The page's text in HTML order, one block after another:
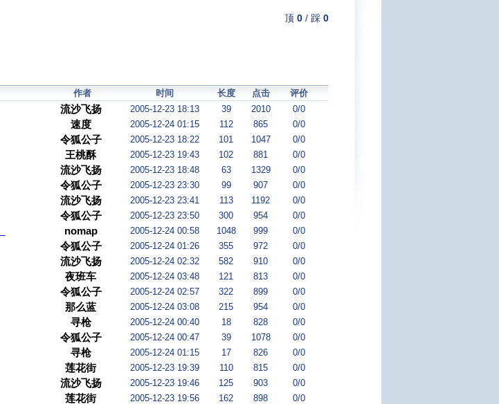
顶 0/ 踩 0
作者 时间 长度 点击 评价
流沙飞扬 2005-12-23 18:13 39 2010 0/0
速度 2005-12-24 01:15 112 865 0/0
令狐公子 2005-12-23 18:22 101 1047 0/0
王桃酥 2005-12-23 19:43 102 881 0/0
流沙飞扬 2005-12-23 18:48 63 1329 0/0
令狐公子 2005-12-23 23:30 99 907 0/0
流沙飞扬 2005-12-23 23:41 113 1192 0/0
令狐公子 2005-12-23 23:50 300 954 0/0
nomap 2005-12-24 00:58 1048 999 0/0
令狐公子 2005-12-24 01:26 355 972 0/0
流沙飞扬 2005-12-24 02:32 582 910 0/0
夜班车 2005-12-24 03:48 121 813 0/0
令狐公子 2005-12-24 02:57 322 899 0/0
那么蓝 2005-12-24 03:08 215 954 0/0
寻枪 2005-12-24 00:40 18 828 0/0
令狐公子 2005-12-24 00:47 39 1078 0/0
寻枪 2005-12-24 01:15 17 826 0/0
莲花街 2005-12-23 19:39 110 815 0/0
流沙飞扬 2005-12-23 19:46 125 903 0/0
莲花街 2005-12-23 19:56 162 898 0/0